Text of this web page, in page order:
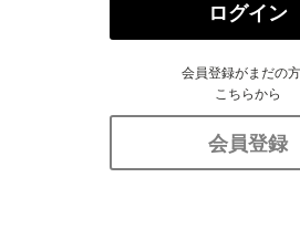
ログイン
会員登録がまだの
こちらから
会員登録